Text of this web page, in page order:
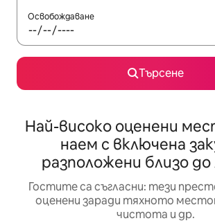
Освобождаване
Търсене
Най-високо оценени
наем с включена
разположени близо
Гостите са съгласни: тези
оценени заради тяхното
чистота и др.